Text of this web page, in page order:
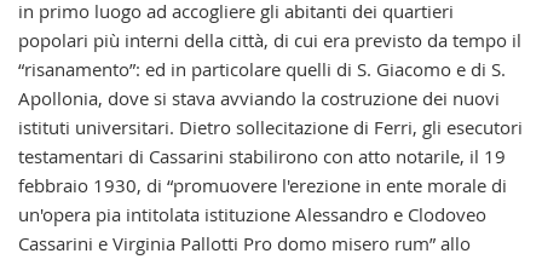
in primo luogo ad accogliere gli abitanti dei quartieri
popolari più interni della città, di cui era previsto da tempo il
“risanamento”: ed in particolare quelli di S. Giacomo e di S.
Apollonia, dove si stava avviando la costruzione dei nuovi
istituti universitari. Dietro sollecitazione di Ferri, gli esecutori
testamentari di Cassarini stabilirono con atto notarile, il 19
febbraio 1930, di “promuovere l'erezione in ente morale di
un'opera pia intitolata istituzione Alessandro e Clodoveo
Cassarini e Virginia Pallotti Pro domo misero rum” allo